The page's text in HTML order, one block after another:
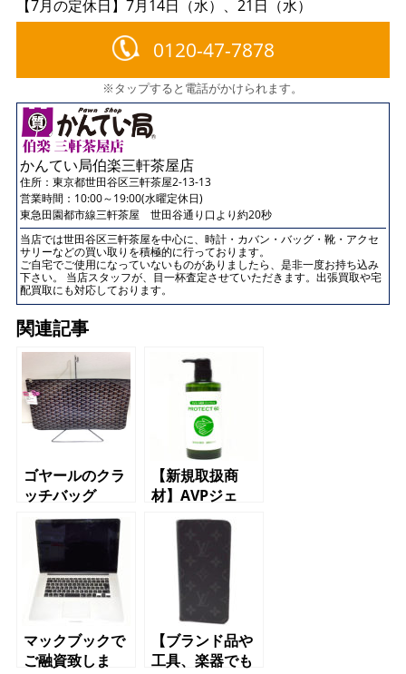
【7月の定休日】7月14日（水）、21日（水）
0120-47-7878
※タップすると電話がかけられます。
かんてい局伯楽三軒茶屋店
住所： 東京都世田谷区三軒茶屋2-13-13
営業時間：10:00～19:00(水曜定休日)
東急田園都市線三軒茶屋 世田谷通り口より約20秒
当店では世田谷区三軒茶屋を中心に、時計・カバン・バッグ・靴・アクセ
サリーなどの買い取りを積極的に行っております。
ご自宅でご使用になっていないものがありましたら、是非一度お持ち込み
下さい。 当店スタッフが、目一杯査定させていただきます。出張買取や宅
配買取にも対応しております。
関連記事
ゴヤールのクラ
ッチバッグ
【新規取扱商
材】AVPジェ
ル ローズ 保
湿保護成分入り
アルコール59％
配合ハンドジェ
ル 速乾タイ
プ 500ml 質
屋 かんてい
局 三軒茶屋店
マックブックで
ご融資致しま
【ブランド品や
工具、楽器でも